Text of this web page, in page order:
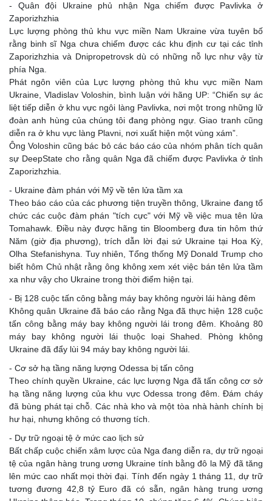
- Quân đội Ukraine phủ nhận Nga chiếm được Pavlivka ở
Zaporizhzhia
Lực lượng phòng thủ khu vực miền Nam Ukraine vừa tuyên bố
rằng binh sĩ Nga chưa chiếm được các khu định cư tại các tỉnh
Zaporizhzhia và Dnipropetrovsk dù có những nỗ lực như vậy từ
phía Nga.
Phát ngôn viên của Lực lượng phòng thủ khu vực miền Nam
Ukraine, Vladislav Voloshin, bình luận với hãng UP: “Chiến sự ác
liệt tiếp diễn ở khu vực ngôi làng Pavlivka, nơi một trong những lữ
đoàn anh hùng của chúng tôi đang phòng ngự. Giao tranh cũng
diễn ra ở khu vực làng Plavni, nơi xuất hiện một vùng xám”.
Ông Voloshin cũng bác bỏ các báo cáo của nhóm phân tích quân
sự DeepState cho rằng quân Nga đã chiếm được Pavlivka ở tỉnh
Zaporizhzhia.
- Ukraine đàm phán với Mỹ về tên lửa tầm xa
Theo báo cáo của các phương tiện truyền thông, Ukraine đang tổ
chức các cuộc đàm phán "tích cực" với Mỹ về việc mua tên lửa
Tomahawk. Điều này được hãng tin Bloomberg đưa tin hôm thứ
Năm (giờ địa phương), trích dẫn lời đại sứ Ukraine tại Hoa Kỳ,
Olha Stefanishyna. Tuy nhiên, Tổng thống Mỹ Donald Trump cho
biết hôm Chủ nhật rằng ông không xem xét việc bán tên lửa tầm
xa như vậy cho Ukraine trong thời điểm hiện tại.
- Bị 128 cuộc tấn công bằng máy bay không người lái hàng đêm
Không quân Ukraine đã báo cáo rằng Nga đã thực hiện 128 cuộc
tấn công bằng máy bay không người lái trong đêm. Khoảng 80
máy bay không người lái thuộc loại Shahed. Phòng không
Ukraine đã đẩy lùi 94 máy bay không người lái.
- Cơ sở hạ tầng năng lượng Odessa bị tấn công
Theo chính quyền Ukraine, các lực lượng Nga đã tấn công cơ sở
hạ tầng năng lượng của khu vực Odessa trong đêm. Đám cháy
đã bùng phát tại chỗ. Các nhà kho và một tòa nhà hành chính bị
hư hại, nhưng không có thương tích.
- Dự trữ ngoại tệ ở mức cao lịch sử
Bất chấp cuộc chiến xâm lược của Nga đang diễn ra, dự trữ ngoại
tệ của ngân hàng trung ương Ukraine tính bằng đô la Mỹ đã tăng
lên mức cao nhất mọi thời đại. Tính đến ngày 1 tháng 11, dự trữ
tương đương 42,8 tỷ Euro đã có sẵn, ngân hàng trung ương